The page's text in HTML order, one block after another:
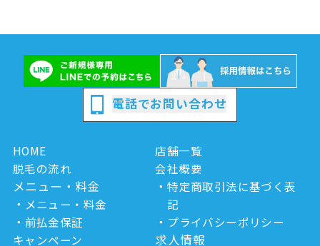
電話でお問い合わせ
HOME
脱毛の流れ
メニュー・料金
メニュー・料金
前払金保証
キャンペーン
店舗一覧
会社概要
特定商取引法に基づく表
記
プライバシーポリシー
求人情報